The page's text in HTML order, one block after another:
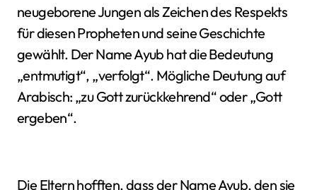
neugeborene Jungen als Zeichen des Respekts
für diesen Propheten und seine Geschichte
gewählt. Der Name Ayub hat die Bedeutung
„entmutigt“, „verfolgt“. Mögliche Deutung auf
Arabisch: „zu Gott zurückkehrend“ oder „Gott
ergeben“.
Die Eltern hofften, dass der Name Ayub, den sie